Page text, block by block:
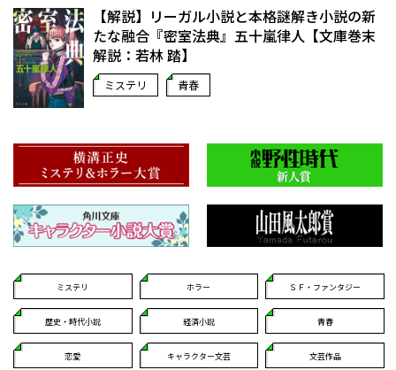
【解説】リーガル小説と本格謎解き小説の新
たな融合――『密室法典』五十嵐律人【文庫巻末
解説：若林 踏】
ミステリ 青春
ミステリ ホラー ＳＦ・ファンタジー
歴史・時代小説 経済小説 青春
恋愛 キャラクター文芸 文芸作品